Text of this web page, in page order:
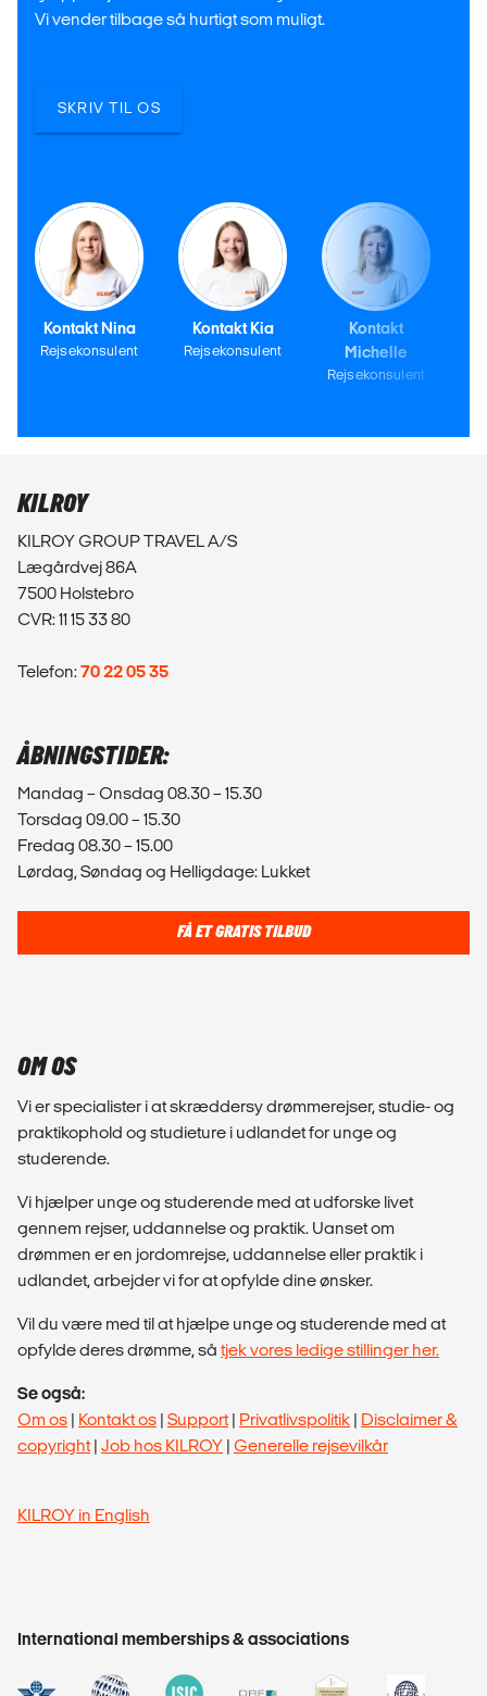
Vi vender tilbage så hurtigt som muligt.
SKRIV TIL OS
Kontakt Nina
Rejsekonsulent
Kontakt Kia
Rejsekonsulent
Kontakt
Michelle
Rejsekonsulent
KILROY
KILROY GROUP TRAVEL A/S
Lægårdvej 86A
7500 Holstebro
CVR: 11 15 33 80
Telefon:70 22 05 35
ÅBNINGSTIDER:
Mandag – Onsdag 08.30 – 15.30
Torsdag 09.00 – 15.30
Fredag 08.30 – 15.00
Lørdag, Søndag og Helligdage: Lukket
FÅ ET GRATIS TILBUD
OM OS
Vi er specialister i at skræddersy drømmerejser, studie- og
praktikophold og studieture i udlandet for unge og
studerende.
Vi hjælper unge og studerende med at udforske livet
gennem rejser, uddannelse og praktik. Uanset om
drømmen er en jordomrejse, uddannelse eller praktik i
udlandet, arbejder vi for at opfylde dine ønsker.
Vil du være med til at hjælpe unge og studerende med at
opfylde deres drømme, så tjek vores ledige stillinger her.
Se også:
Om os | Kontakt os | Support| Privatlivspolitik | Disclaimer &
copyright| Job hos KILROY | Generelle rejsevilkår
KILROY in English
International memberships & associations